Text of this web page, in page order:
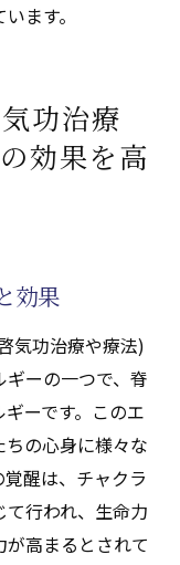
ます。
功治療
効果を高
効果
気功治療や療法)
ーの一つで、脊
ーです。このエ
の心身に様々な
醒は、チャクラ
行われ、生命力
高まるとされて